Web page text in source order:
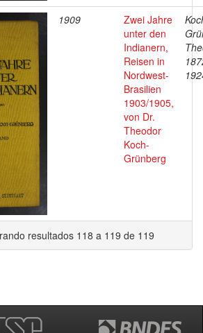
1909
Zwei Jahre
unter den
Indianern,
Reisen in
Nordwest-
Brasilien
1903/1905,
von Dr.
Theodor
Koch-
Grünberg
resultados 118 a 119 de 119